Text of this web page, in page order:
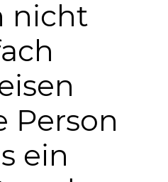
nicht
Person
ein